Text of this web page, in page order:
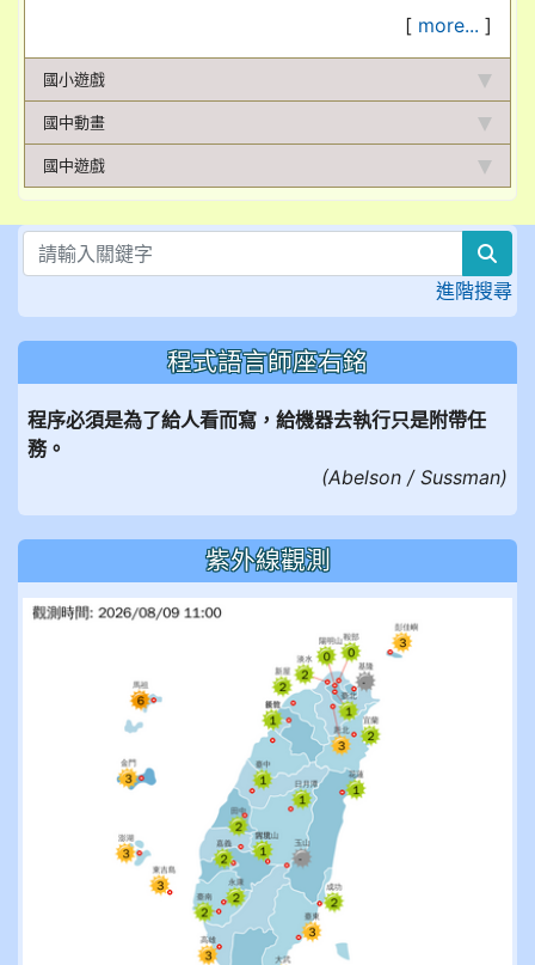
[ more... ]
國小遊戲
國中動畫
國中遊戲
進階搜尋
程式語言師座右銘
程序必須是為了給人看而寫，給機器去執行只是附帶任
務。
(Abelson / Sussman)
紫外線觀測